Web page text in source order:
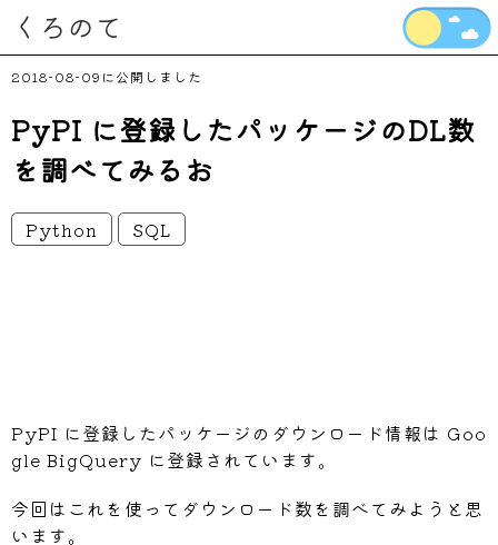
くろのて
2018-08-09
PyPI に登録したパッケージのDL数
を調べてみるお
Python SQL
PyPI に登録したパッケージのダウンロード情報は Goo
gle BigQuery に登録されています。
今回はこれを使ってダウンロード数を調べてみようと思
います。